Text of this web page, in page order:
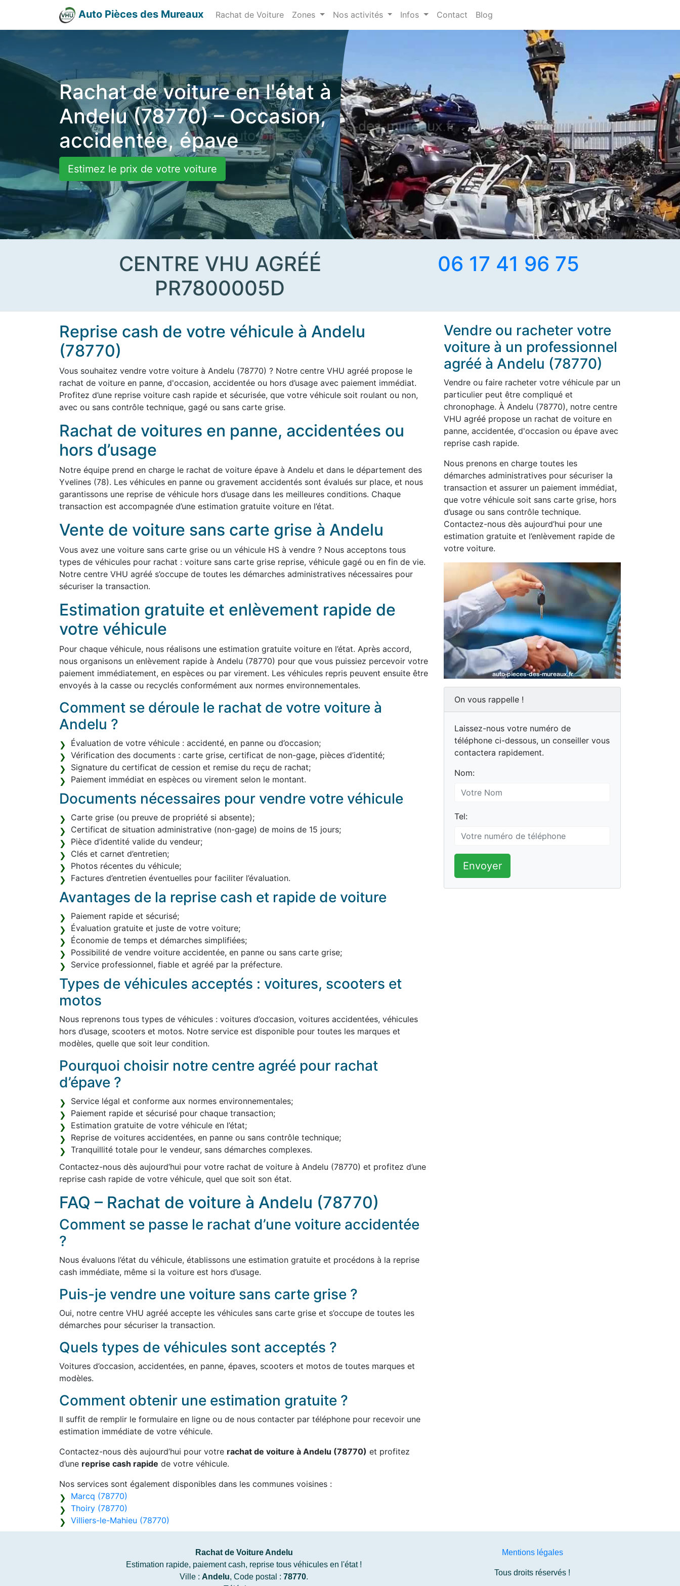
Auto Pièces des Mureaux Rachat de Voiture Zones Nos activités Infos Contact Blog
Rachat de voiture en l'état à
Andelu (78770) – Occasion,
accidentée, épave
Estimez le prix de votre voiture
CENTRE VHU AGRÉÉ
PR7800005D
06 17 41 96 75
Reprise cash de votre véhicule à Andelu
(78770)
Vous souhaitez vendre votre voiture à Andelu (78770) ? Notre centre VHU agréé propose le
rachat de voiture en panne, d'occasion, accidentée ou hors d’usage avec paiement immédiat.
Profitez d’une reprise voiture cash rapide et sécurisée, que votre véhicule soit roulant ou non,
avec ou sans contrôle technique, gagé ou sans carte grise.
Rachat de voitures en panne, accidentées ou
hors d’usage
Notre équipe prend en charge le rachat de voiture épave à Andelu et dans le département des
Yvelines (78). Les véhicules en panne ou gravement accidentés sont évalués sur place, et nous
garantissons une reprise de véhicule hors d’usage dans les meilleures conditions. Chaque
transaction est accompagnée d’une estimation gratuite voiture en l’état.
Vente de voiture sans carte grise à Andelu
Vous avez une voiture sans carte grise ou un véhicule HS à vendre ? Nous acceptons tous
types de véhicules pour rachat : voiture sans carte grise reprise, véhicule gagé ou en fin de vie.
Notre centre VHU agréé s’occupe de toutes les démarches administratives nécessaires pour
sécuriser la transaction.
Estimation gratuite et enlèvement rapide de
votre véhicule
Pour chaque véhicule, nous réalisons une estimation gratuite voiture en l’état. Après accord,
nous organisons un enlèvement rapide à Andelu (78770) pour que vous puissiez percevoir votre
paiement immédiatement, en espèces ou par virement. Les véhicules repris peuvent ensuite être
envoyés à la casse ou recyclés conformément aux normes environnementales.
Comment se déroule le rachat de votre voiture à
Andelu ?
Évaluation de votre véhicule : accidenté, en panne ou d’occasion;
Vérification des documents : carte grise, certificat de non-gage, pièces d’identité;
Signature du certificat de cession et remise du reçu de rachat;
Paiement immédiat en espèces ou virement selon le montant.
Documents nécessaires pour vendre votre véhicule
Carte grise (ou preuve de propriété si absente);
Certificat de situation administrative (non-gage) de moins de 15 jours;
Pièce d’identité valide du vendeur;
Clés et carnet d’entretien;
Photos récentes du véhicule;
Factures d’entretien éventuelles pour faciliter l’évaluation.
Avantages de la reprise cash et rapide de voiture
Paiement rapide et sécurisé;
Évaluation gratuite et juste de votre voiture;
Économie de temps et démarches simplifiées;
Possibilité de vendre voiture accidentée, en panne ou sans carte grise;
Service professionnel, fiable et agréé par la préfecture.
Types de véhicules acceptés : voitures, scooters et
motos
Nous reprenons tous types de véhicules : voitures d’occasion, voitures accidentées, véhicules
hors d’usage, scooters et motos. Notre service est disponible pour toutes les marques et
modèles, quelle que soit leur condition.
Pourquoi choisir notre centre agréé pour rachat
d’épave ?
Service légal et conforme aux normes environnementales;
Paiement rapide et sécurisé pour chaque transaction;
Estimation gratuite de votre véhicule en l’état;
Reprise de voitures accidentées, en panne ou sans contrôle technique;
Tranquillité totale pour le vendeur, sans démarches complexes.
Contactez-nous dès aujourd’hui pour votre rachat de voiture à Andelu (78770) et profitez d’une
reprise cash rapide de votre véhicule, quel que soit son état.
FAQ – Rachat de voiture à Andelu (78770)
Comment se passe le rachat d’une voiture accidentée
?
Nous évaluons l’état du véhicule, établissons une estimation gratuite et procédons à la reprise
cash immédiate, même si la voiture est hors d’usage.
Puis-je vendre une voiture sans carte grise ?
Oui, notre centre VHU agréé accepte les véhicules sans carte grise et s’occupe de toutes les
démarches pour sécuriser la transaction.
Quels types de véhicules sont acceptés ?
Voitures d’occasion, accidentées, en panne, épaves, scooters et motos de toutes marques et
modèles.
Comment obtenir une estimation gratuite ?
Il suffit de remplir le formulaire en ligne ou de nous contacter par téléphone pour recevoir une
estimation immédiate de votre véhicule.
Contactez-nous dès aujourd’hui pour votre rachat de voiture à Andelu (78770) et profitez
d’une reprise cash rapide de votre véhicule.
Nos services sont également disponibles dans les communes voisines :
Marcq (78770)
Thoiry (78770)
Villiers-le-Mahieu (78770)
Vendre ou racheter votre
voiture à un professionnel
agréé à Andelu (78770)
Vendre ou faire racheter votre véhicule par un
particulier peut être compliqué et
chronophage. À Andelu (78770), notre centre
VHU agréé propose un rachat de voiture en
panne, accidentée, d'occasion ou épave avec
reprise cash rapide.
Nous prenons en charge toutes les
démarches administratives pour sécuriser la
transaction et assurer un paiement immédiat,
que votre véhicule soit sans carte grise, hors
d’usage ou sans contrôle technique.
Contactez-nous dès aujourd’hui pour une
estimation gratuite et l’enlèvement rapide de
votre voiture.
On vous rappelle !
Laissez-nous votre numéro de
téléphone ci-dessous, un conseiller vous
contactera rapidement.
Nom:
Tel:
Envoyer
Rachat de Voiture Andelu
Estimation rapide, paiement cash, reprise tous véhicules en l'état !
Ville : Andelu, Code postal : 78770.
Mentions légales
Tous droits réservés !